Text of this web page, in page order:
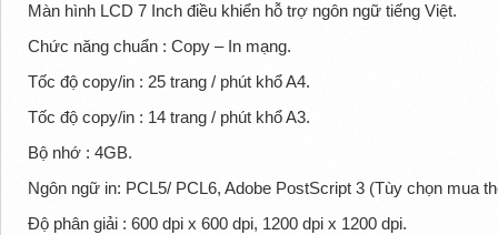
Màn hình LCD 7 Inch điều khiển hỗ trợ ngôn ngữ tiếng Việt.
Chức năng chuẩn : Copy – In mạng.
Tốc độ copy/in : 25 trang / phút khổ A4.
Tốc độ copy/in : 14 trang / phút khổ A3.
Bộ nhớ : 4GB.
Ngôn ngữ in: PCL5/ PCL6, Adobe PostScript 3 (Tùy chọn mua
Độ phân giải : 600 dpi x 600 dpi, 1200 dpi x 1200 dpi.